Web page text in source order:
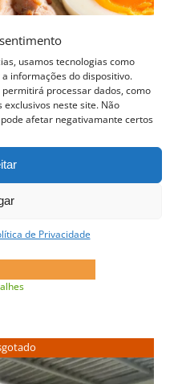
usamos tecnologias como
informações do dispositivo.
processar dados, como
neste site. Não
afetar negativamante certos
de Privacidade